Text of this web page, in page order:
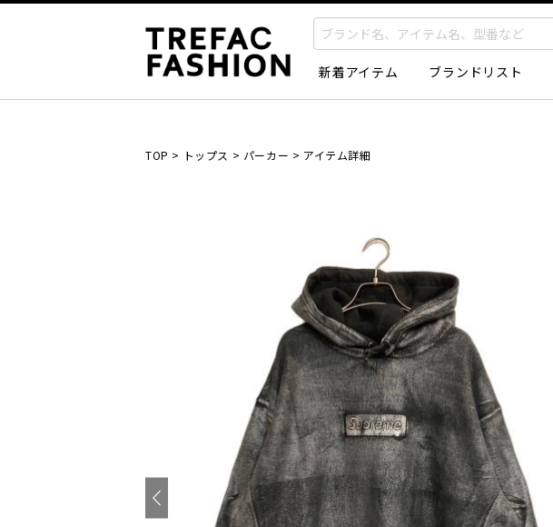
新着アイテム ブランドリスト
TOP > トップス > パーカー > アイテム詳細